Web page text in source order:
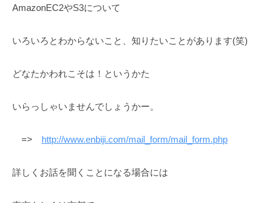
ト
i
r
y
m
AmazonEC2やS3について
いろいろとわからないこと、知りたいことがあります(笑)
どなたかわれこそは！というかた
いらっしゃいませんでしょうかー。
=> http://www.enbiji.com/mail_form/mail_form.php
詳しくお話を聞くことになる場合には